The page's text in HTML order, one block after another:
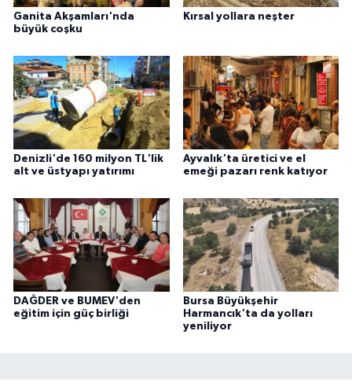
Ganita Akşamları'nda
büyük coşku
Kırsal yollara neşter
Denizli'de 160 milyon TL'lik
alt ve üstyapı yatırımı
Ayvalık'ta üretici ve el
emeği pazarı renk katıyor
DAĞDER ve BUMEV'den
eğitim için güç birliği
Bursa Büyükşehir
Harmancık'ta da yolları
yeniliyor